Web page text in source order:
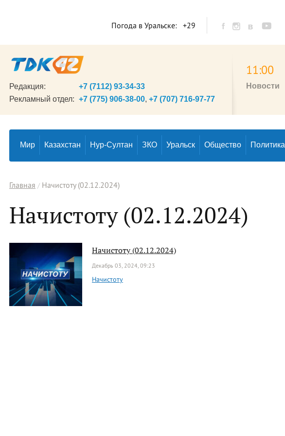
Погода в Уральске: +29
Редакция:
+7 (7112) 93-34-33
Рекламный отдел: +7 (775) 906-38-00, +7 (707) 716-97-77
11:00
Новости
Мир Казахстан Нур-Султан ЗКО Уральск Общество Политика
Главная Начистоту (02.12.2024)
Начистоту (02.12.2024)
Начистоту (02.12.2024)
Декабрь 03, 2024, 09:23
Начистоту